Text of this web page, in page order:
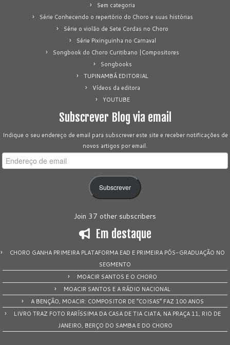
Sem categoria
Série Conhecendo o repertório do Choro e suas histórias
Série o violão de Sete Cordas no Choro
Série Pixinguinha no Carnaval
Songbook do Choro Curitibano |Compositores
Songbooks
TUPINAMBÁ EDITORIAL
Vídeos da editora
YOUTUBE
Subscrever Blog via email
Indique o seu endereço de email para subscrever este site e receber notificações de
novos artigos por email.
Endereço
de
Subscrever
Join 37 other subscribers
Em destaque
CHORO GANHA PRIMEIRA PLATAFORMA EAD E PRIMEIRA PÓS-GRADUAÇÃO NO
SEGMENTO
MOACIR SANTOS E O CHORO
MOACIR SANTOS E A RÁDIO NACIONAL
A BENÇÃO, MOACIR: COMPOSITOR DE “COISAS” FAZ 100 ANOS
LIVRO TRAZ FOTO RARÍSSIMA DA CASA DE TIA CIATA, NA PRAÇA 11, RIO DE
JANEIRO, BERÇO DO SAMBA E DO CHORO